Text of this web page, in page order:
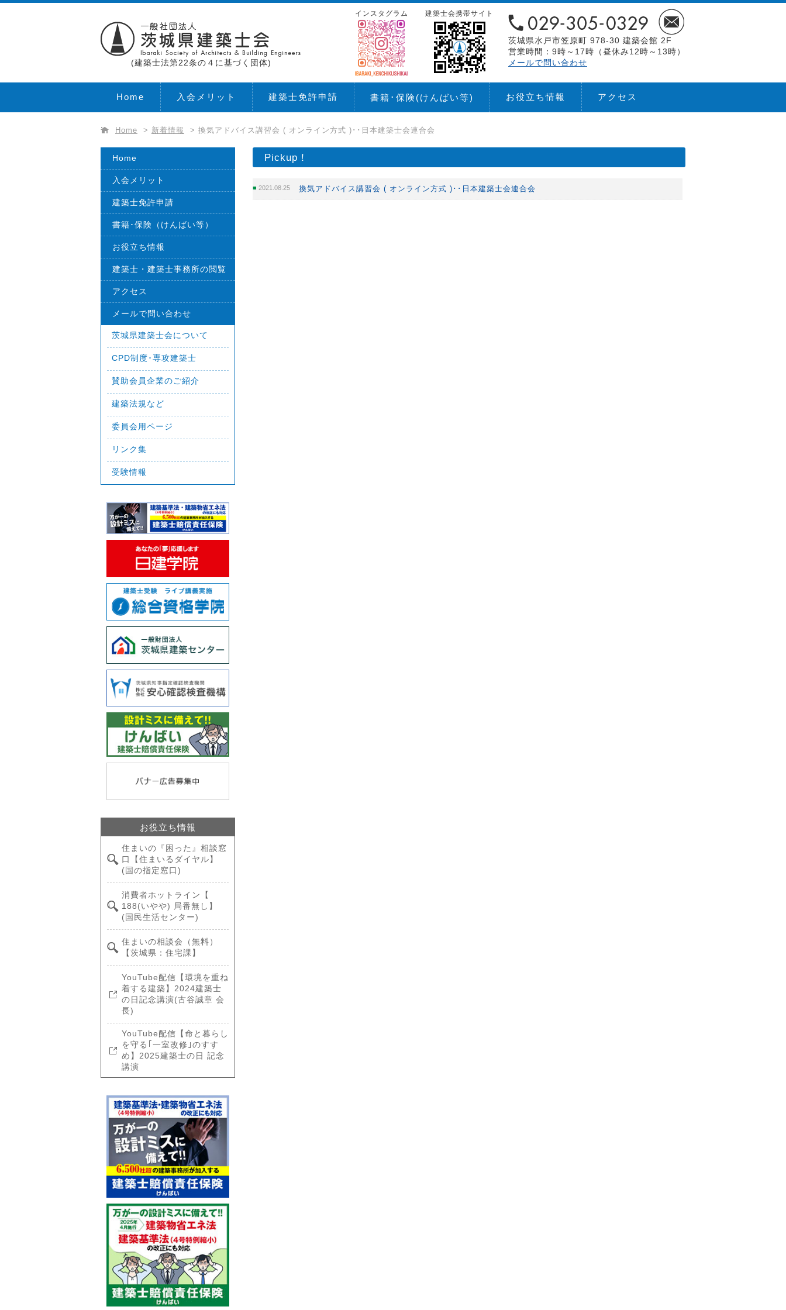
(建築士法第22条の４に基づく団体)
茨城県水戸市笠原町 978-30 建築会館 2F
営業時間：9時～17時（昼休み12時～13時）
メールで問い合わせ
建築士会携帯サイト
インスタグラム
Home 入会メリット 建築士免許申請 書籍･保険(けんばい等) お役立ち情報 アクセス
Home > 新着情報 > 換気アドバイス講習会 ( オンライン方式 )･･日本建築士会連合会
Pickup！
2021.08.25 換気アドバイス講習会 ( オンライン方式 )･･日本建築士会連合会
Home
入会メリット
建築士免許申請
書籍･保険（けんばい等）
お役立ち情報
建築士・建築士事務所の閲覧
アクセス
メールで問い合わせ
茨城県建築士会について
CPD制度･専攻建築士
賛助会員企業のご紹介
建築法規など
委員会用ページ
リンク集
受験情報
お役立ち情報
住まいの『困った』相談窓
口【住まいるダイヤル】
(国の指定窓口)
消費者ホットライン【
188(いやや) 局番無し】
(国民生活センター)
住まいの相談会（無料）
【茨城県：住宅課】
YouTube配信【環境を重ね
着する建築】2024建築士
の日記念講演(古谷誠章 会
長)
YouTube配信【命と暮らし
を守る｢一室改修｣のすす
め】2025建築士の日 記念
講演